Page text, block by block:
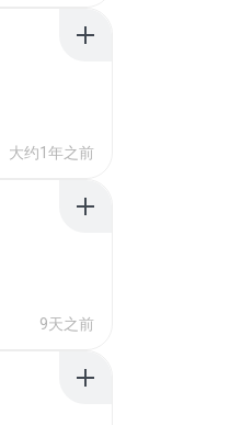
大约1年之前
9天之前